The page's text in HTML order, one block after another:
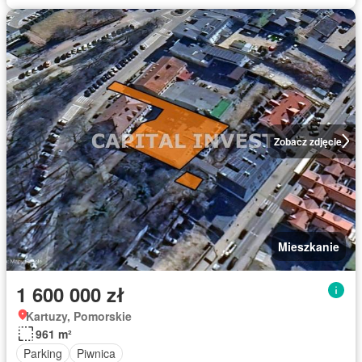
Zobacz zdjęcie
Mieszkanie
1 600 000 zł
Kartuzy, Pomorskie
961 m²
Parking
Piwnica